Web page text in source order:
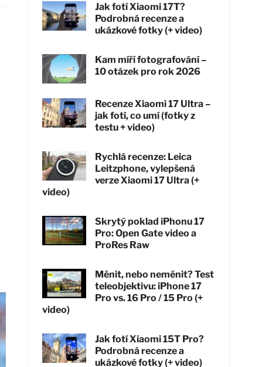
Jak fotí Xiaomi 17T?
Podrobná recenze a
ukázkové fotky (+ video)
Kam míří fotografování –
10 otázek pro rok 2026
Recenze Xiaomi 17 Ultra –
jak fotí, co umí (fotky z
testu + video)
Rychlá recenze: Leica
Leitzphone, vylepšená
verze Xiaomi 17 Ultra (+
video)
Skrytý poklad iPhonu 17
Pro: Open Gate video a
ProRes Raw
Měnit, nebo neměnit? Test
teleobjektivu: iPhone 17
Pro vs. 16 Pro / 15 Pro (+
video)
Jak fotí Xiaomi 15T Pro?
Podrobná recenze a
ukázkové fotky (+ video)